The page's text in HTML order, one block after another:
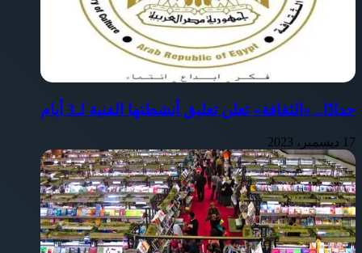
حدادًا.. «الثقافة» تعلن تعليق أنشطتها الفنية لـ3 أيام
17 ديسمبر، 2023